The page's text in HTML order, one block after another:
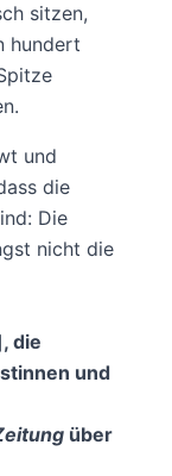
sitzen,
hundert
und
die
Die
nicht die
die
und
über